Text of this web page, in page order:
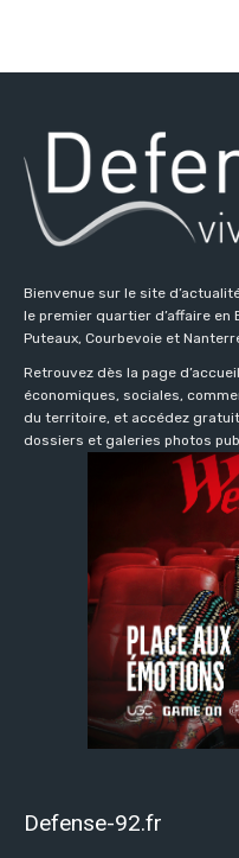
Bienvenue sur le site
le premier quartier d’affaire en
Puteaux, Courbevoie et
Retrouvez dès la page
économiques, sociales,
du territoire, et accédez
dossiers et galeries photos
Defense-92.fr